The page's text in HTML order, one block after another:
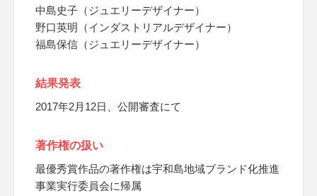
中島史子（ジュエリーデザイナー）
野口英明（インダストリアルデザイナー）
福島保信（ジュエリーデザイナー）
結果発表
2017年2月12日、公開審査にて
著作権の扱い
最優秀賞作品の著作権は宇和島地域ブランド化推進
事業実行委員会に帰属